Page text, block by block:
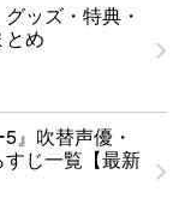
ッズ・特典・
め
』吹替声優・
じ一覧【最新